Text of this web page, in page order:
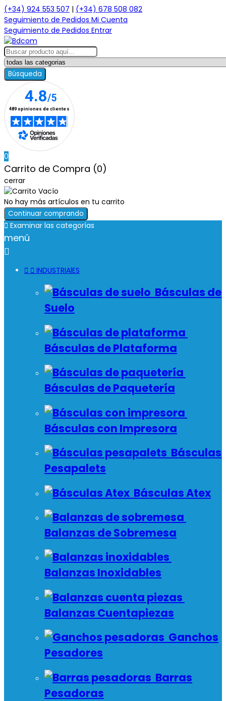
(+34) 924 553 507 | (+34) 678 508 082
Seguimiento de Pedidos Mi Cuenta
Seguimiento de Pedidos Entrar
Búsqueda
0
Carrito de Compra (0)
cerrar
No hay más artículos en tu carrito
Continuar comprando
 Examinar las categorías
menú

  INDUSTRIAlES
Básculas de
Suelo
Básculas de Plataforma
Básculas de Paquetería
Básculas con Impresora
Básculas
Pesapalets
Básculas Atex
Balanzas de Sobremesa
Balanzas Inoxidables
Balanzas Cuentapiezas
Ganchos
Pesadores
Barras
Pesadoras